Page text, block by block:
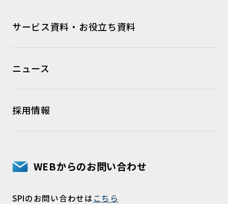
サービス資料・お役立ち資料
ニュース
採用情報
WEBからのお問い合わせ
SPIのお問い合わせはこちら